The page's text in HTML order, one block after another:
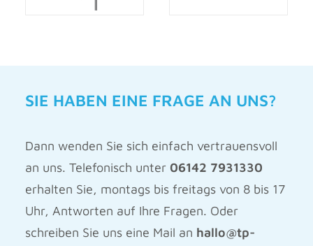
SIE HABEN EINE FRAGE AN UNS?
Dann wenden Sie sich einfach vertrauensvoll
an uns. Telefonisch unter 06142 7931330
erhalten Sie, montags bis freitags von 8 bis 17
Uhr, Antworten auf Ihre Fragen. Oder
schreiben Sie uns eine Mail an hallo@tp-